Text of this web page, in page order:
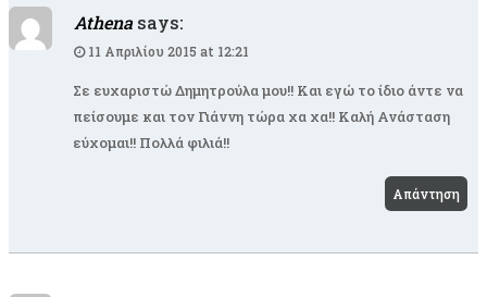
Athena says:
11 Απριλίου 2015 at 12:21
Σε ευχαριστώ Δημητρούλα μου!! Και εγώ το ίδιο άντε να
πείσουμε και τον Γιάννη τώρα χα χα!! Καλή Ανάσταση
εύχομαι!! Πολλά φιλιά!!
Απάντηση